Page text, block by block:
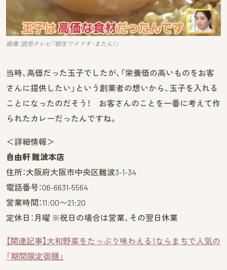
画像：読売テレビ『朝生ワイドす・またん！』
当時、高価だった玉子でしたが、「栄養価の高いものをお客
さんに提供したい」という創業者の想いから、玉子を入れる
ことになったのだそう！ お客さんのことを一番に考えて作
られたカレーだったんですね。
＜詳細情報＞
自由軒 難波本店
住所：大阪府大阪市中央区難波3-1-34
電話番号：06-6631-5564
営業時間：11:00〜21:20
定休日：月曜 ※祝日の場合は営業、その翌日休業
【関連記事】大和野菜をたっぷり味わえる！ならまちで人気の
「期間限定御膳」